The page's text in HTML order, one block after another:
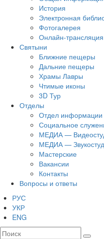
История
Электронная
Фотогалерея
Онлайн-трансляция
Святыни
Ближние пещеры
Дальние пещеры
Храмы Лавры
Чтимые иконы
3D Тур
Отделы
Отдел информации
Социальное
МЕДИА —
МЕДИА —
Мастерские
Вакансии
Контакты
Вопросы и ответы
РУС
УКР
ENG